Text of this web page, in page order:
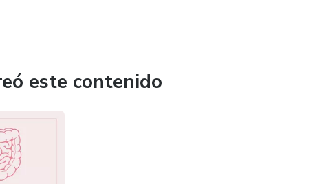
este contenido